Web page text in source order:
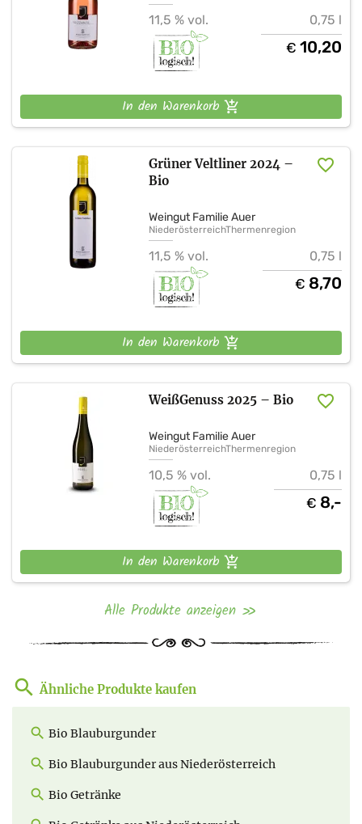
11,5 % vol. 0,75 l
€ 10,20
In den Warenkorb
Grüner Veltliner 2024 –
Bio
Weingut Familie Auer
NiederösterreichThermenregion
11,5 % vol. 0,75 l
€ 8,70
In den Warenkorb
WeißGenuss 2025 – Bio
Weingut Familie Auer
NiederösterreichThermenregion
10,5 % vol. 0,75 l
€ 8,-
In den Warenkorb
Alle Produkte anzeigen
Ähnliche Produkte kaufen
Bio Blauburgunder
Bio Blauburgunder aus Niederösterreich
Bio Getränke